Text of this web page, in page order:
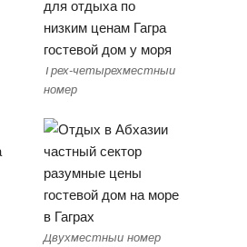
Трех-четырехместный
номер
Двухместный номер